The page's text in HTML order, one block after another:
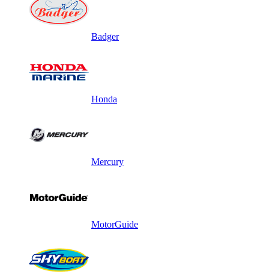
Badger
Honda
Mercury
MotorGuide